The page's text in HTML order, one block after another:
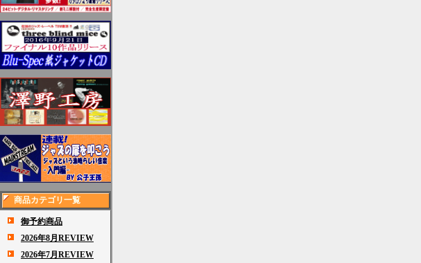
商品カテゴリ一覧
御予約商品
2026年8月REVIEW
2026年7月REVIEW